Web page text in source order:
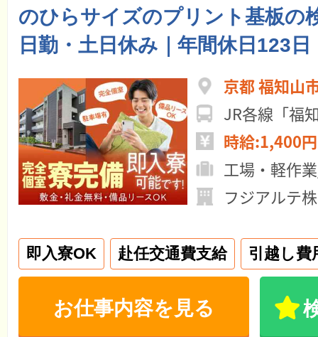
のひらサイズのプリント基板の
日勤・土日休み｜年間休日123日
京都 福知山
時給:1,400
工場・軽作
フジアルテ
即入寮OK 赴任交通費支給 引越し費
お仕事内容を見る